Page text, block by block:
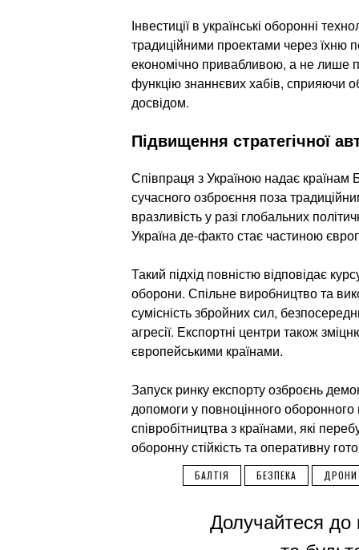
Інвестиції в українські оборонні
традиційними проектами через їхню
економічно привабливою, а не лише
функцію знаннєвих хабів, сприяючи
досвідом.
Підвищення стратегічної
Співпраця з Україною надає країнам
сучасного озброєння поза
вразливість у разі глобальних
Україна де-факто стає частиною
Такий підхід повністю відповідає
оборони. Спільне виробництво та
сумісність збройних сил,
агресії. Експортні центри також
європейськими країнами.
Запуск ринку експорту озброєнь
допомоги у повноцінного
співробітництва з країнами, які
оборонну стійкість та оперативну
БАЛТІЯ БЕЗПЕКА ДРОНИ
Долучайтеся до